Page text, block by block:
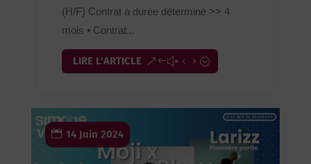
(H/F) Contrat à durée déterminé >> 4
mois • Contrat...
LIRE L'ARTICLE
14 Juin 2024